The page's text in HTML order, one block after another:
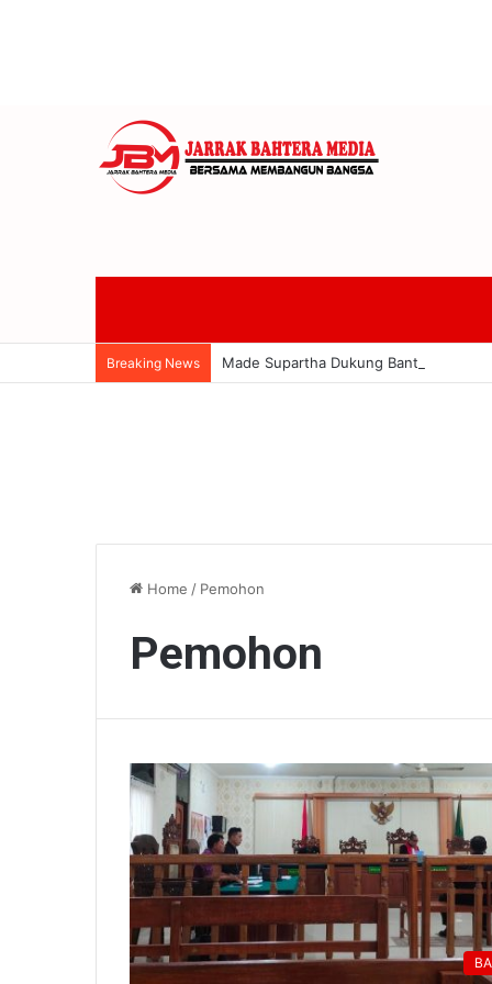
Breaking News Made Supartha Dukung Banteng Bali
Home / Pemohon
Pemohon